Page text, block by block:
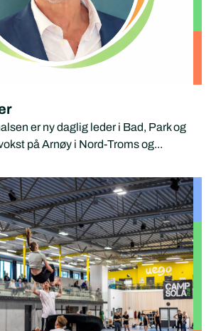
er ny daglig leder i Bad, Park og
på Arnøy i Nord-Troms og...